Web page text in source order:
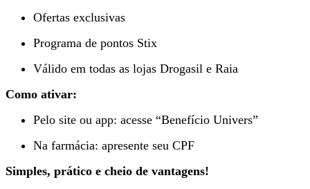
Ofertas exclusivas
Programa de pontos Stix
Válido em todas as lojas Drogasil e Raia
Como ativar:
Pelo site ou app: acesse “Benefício Univers”
Na farmácia: apresente seu CPF
Simples, prático e cheio de vantagens!